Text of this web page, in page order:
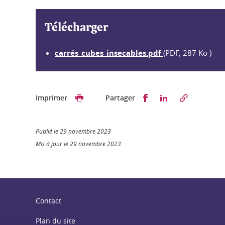
Télécharger
carrés_cubes_insecables.pdf(PDF, 287 Ko )
Imprimer Partager Partager surPartager sur
Publié le 29 novembre 2023
Mis à jour le 29 novembre 2023
Contact
Plan du site